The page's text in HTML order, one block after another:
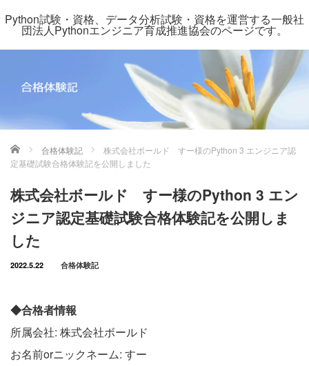
Python試験・資格、データ分析試験・資格を運営する一般社
団法人Pythonエンジニア育成推進協会のページです。
ホーム 合格体験記
株式会社ボールド すー様のPython 3 エンジニア認
定基礎試験合格体験記を公開しました
株式会社ボールド すー様のPython 3 エン
ジニア認定基礎試験合格体験記を公開しま
した
2022.5.22 合格体験記
◆合格者情報
所属会社: 株式会社ボールド
お名前orニックネーム: すー